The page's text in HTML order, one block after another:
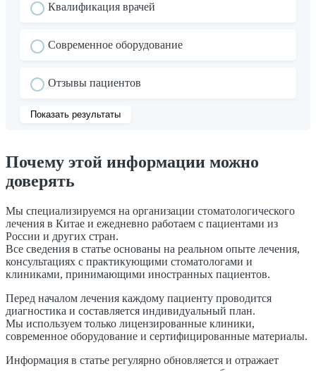
Квалификация врачей
Современное оборудование
Отзывы пациентов
Показать результаты
Почему этой информации можно
доверять
Мы специализируемся на организации стоматологического
лечения в Китае и ежедневно работаем с пациентами из
России и других стран.
Все сведения в статье основаны на реальном опыте лечения,
консультациях с практикующими стоматологами и
клиниками, принимающими иностранных пациентов.
Перед началом лечения каждому пациенту проводится
диагностика и составляется индивидуальный план.
Мы используем только лицензированные клиники,
современное оборудование и сертифицированные материалы.
Информация в статье регулярно обновляется и отражает